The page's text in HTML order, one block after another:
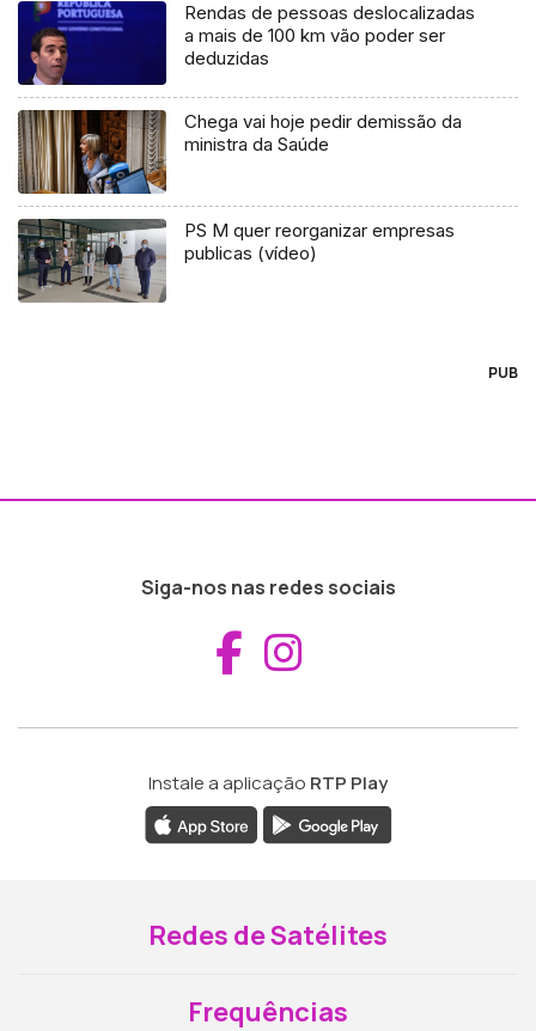
Rendas de pessoas deslocalizadas
a mais de 100 km vão poder ser
deduzidas
Chega vai hoje pedir demissão da
ministra da Saúde
PS M quer reorganizar empresas
publicas (vídeo)
PUB
Siga-nos nas redes sociais
Aceder ao
Instale a aplicação RTP Play
Redes de Satélites
Frequências